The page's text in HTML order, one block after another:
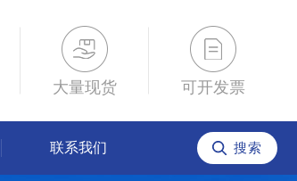
大量现货 可开发票
联系我们